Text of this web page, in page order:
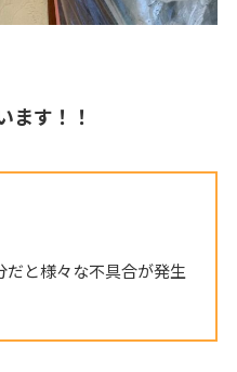
ます！！
だと様々な不具合が発生